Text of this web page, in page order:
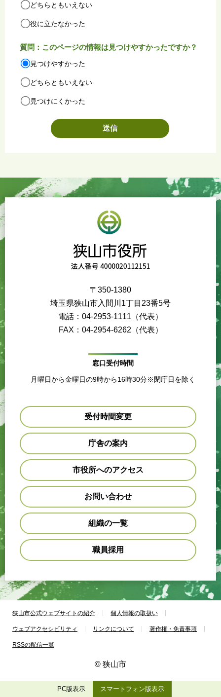
どちらともいえない
役に立たなかった
質問：このページの情報は見つけやすかったですか？
見つけやすかった
どちらともいえない
見つけにくかった
〒350-1380
埼玉県狭山市入間川1丁目23番5号
電話：04-2953-1111（代表）
FAX：04-2954-6262（代表）
窓口受付時間
月曜日から金曜日の9時から16時30分※閉庁日を除く
受付時間変更
庁舎の案内
市役所へのアクセス
お問い合わせ
組織の一覧
職員採用
狭山市公式ウェブサイトの紹介 個人情報の取扱い
ウェブアクセシビリティ リンクについて 著作権・免責事項
RSSの配信一覧
© 狭山市
PC版表示 スマートフォン版表示